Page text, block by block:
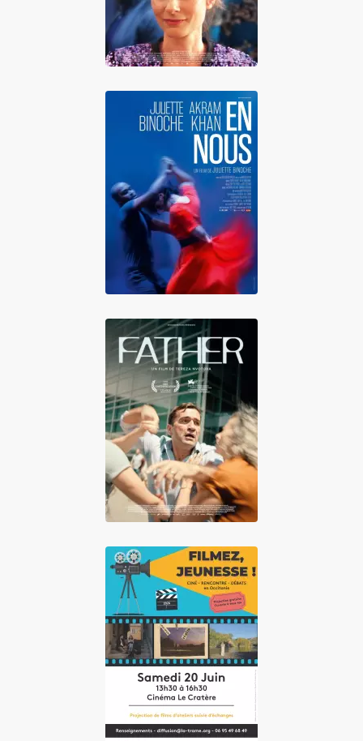
En nous
Father
Filmez, jeunesse !
2026